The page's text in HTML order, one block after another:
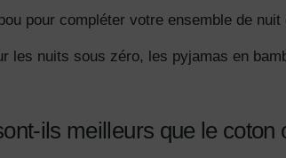
pour compléter votre ensemble de nuit
les nuits sous zéro, les pyjamas en
ils meilleurs que le coton